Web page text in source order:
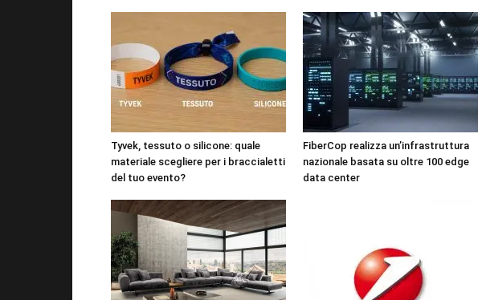
Tyvek, tessuto o silicone: quale
materiale scegliere per i braccialetti
del tuo evento?
FiberCop realizza un’infrastruttura
nazionale basata su oltre 100 edge
data center